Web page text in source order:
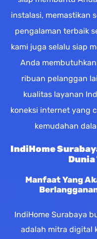
instalasi, memastikan
pengalaman terbaik
kami juga selalu siap
Anda
ribuan pelanggan
kualitas layanan
koneksi internet yang
kemudahan
IndiHome
Dunia
Manfaat Yang
IndiHome Surabaya
adalah mitra digital